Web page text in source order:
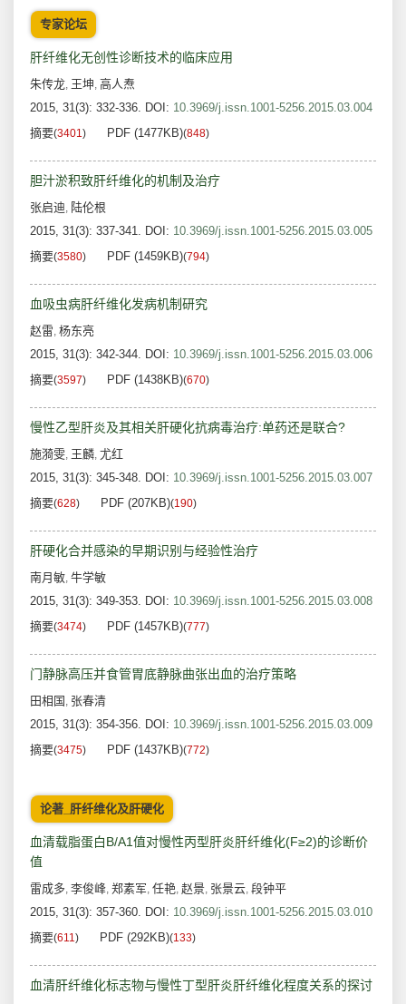
专家论坛
肝纤维化无创性诊断技术的临床应用
朱传龙, 王坤, 高人焘
2015, 31(3): 332-336. DOI: 10.3969/j.issn.1001-5256.2015.03.004
摘要(3401) PDF (1477KB)(848)
胆汁淤积致肝纤维化的机制及治疗
张启迪, 陆伦根
2015, 31(3): 337-341. DOI: 10.3969/j.issn.1001-5256.2015.03.005
摘要(3580) PDF (1459KB)(794)
血吸虫病肝纤维化发病机制研究
赵雷, 杨东亮
2015, 31(3): 342-344. DOI: 10.3969/j.issn.1001-5256.2015.03.006
摘要(3597) PDF (1438KB)(670)
慢性乙型肝炎及其相关肝硬化抗病毒治疗:单药还是联合?
施漪雯, 王麟, 尤红
2015, 31(3): 345-348. DOI: 10.3969/j.issn.1001-5256.2015.03.007
摘要(628) PDF (207KB)(190)
肝硬化合并感染的早期识别与经验性治疗
南月敏, 牛学敏
2015, 31(3): 349-353. DOI: 10.3969/j.issn.1001-5256.2015.03.008
摘要(3474) PDF (1457KB)(777)
门静脉高压并食管胃底静脉曲张出血的治疗策略
田相国 , 张春清
2015, 31(3): 354-356. DOI: 10.3969/j.issn.1001-5256.2015.03.009
摘要(3475) PDF (1437KB)(772)
论著_肝纤维化及肝硬化
血清载脂蛋白B/A1值对慢性丙型肝炎肝纤维化(F≥2)的诊断价
值
雷成多, 李俊峰, 郑素军, 任艳, 赵景, 张景云, 段钟平
2015, 31(3): 357-360. DOI: 10.3969/j.issn.1001-5256.2015.03.010
摘要(611) PDF (292KB)(133)
血清肝纤维化标志物与慢性丁型肝炎肝纤维化程度关系的探讨